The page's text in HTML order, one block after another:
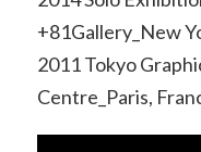
+81Gallery_New
2011 Tokyo
Centre_Paris,